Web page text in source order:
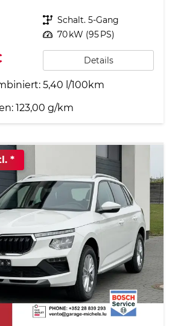
Getriebe Schalt. 5-Gang
Leistung 70 kW (95 PS)
Details
5,40 l/100km
123,00 g/km